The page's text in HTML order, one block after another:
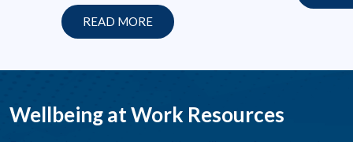
READ MORE
Wellbeing at Work Resources